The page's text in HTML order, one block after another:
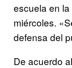
escuela en
miércoles.
defensa del
De acuerdo